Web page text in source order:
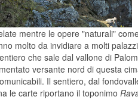
mentre le opere "naturali"
molto da invidiare a molti
che sale dal vallone di
versante nord di questa
Il sentiero, dal
le carte riportano il toponimo